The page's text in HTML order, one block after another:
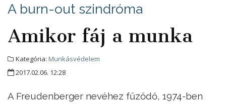
A burn-out szindróma
Amikor fáj a munka
Kategória: Munkásvédelem
2017.02.06. 12:28
A Freudenberger nevéhez fűződő, 1974-ben